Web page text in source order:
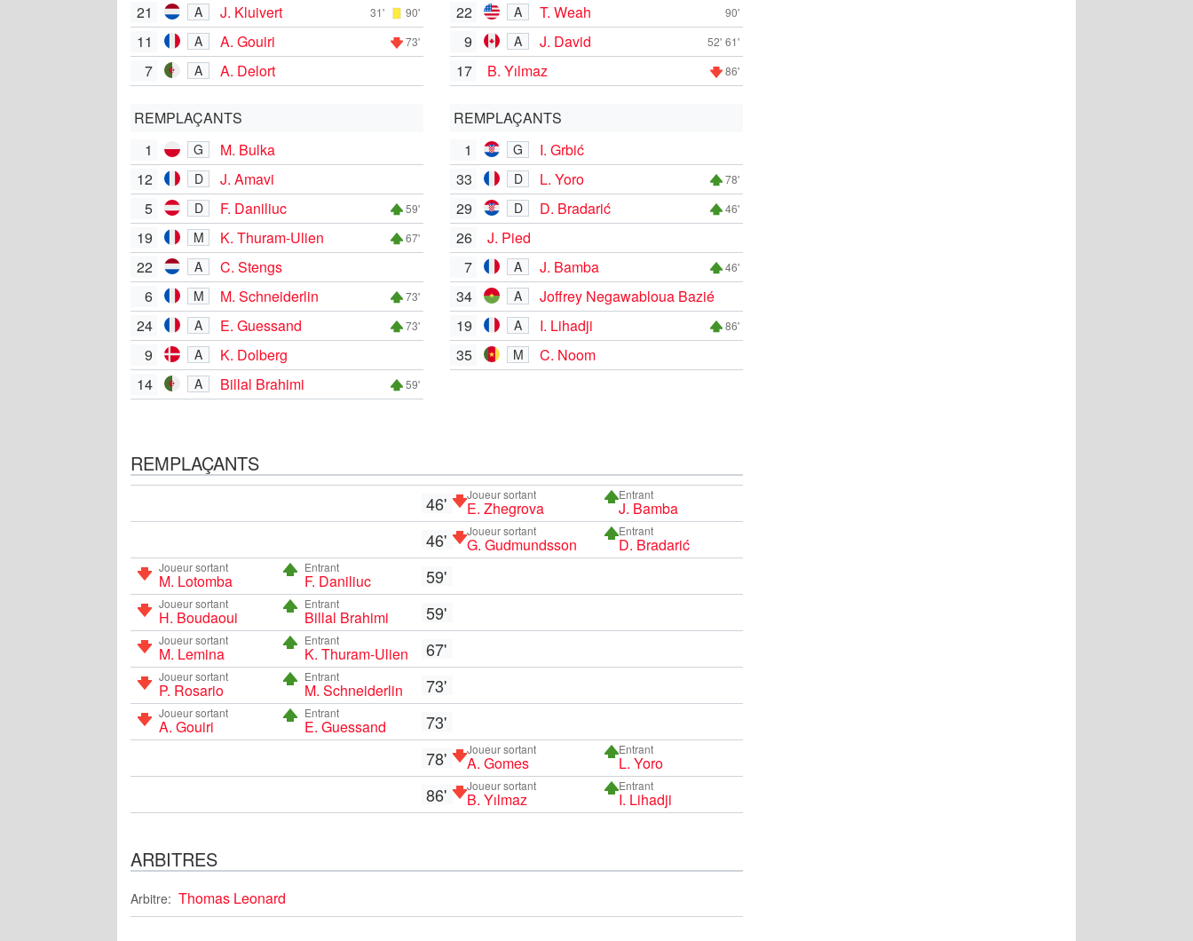
21 A J. Kluivert 31' 90'
11 A A. Gouiri 73'
7 A A. Delort
REMPLAÇANTS
1
G
M. Bulka
12
D
J. Amavi
5
D F. Daniliuc 59'
19 M K. Thuram-Ulien 67'
22 A
C. Stengs
6
M M. Schneiderlin 73'
24 A E. Guessand 73'
9 A
K. Dolberg
14
A Billal Brahimi 59'
22 A T. Weah 90'
9 A J. David 52' 61'
17 B. Yılmaz 86'
REMPLAÇANTS
1
G
I. Grbić
33
D L. Yoro 78'
29 D D. Bradarić 46'
26
J. Pied
7
A J. Bamba 46'
34 A
Joffrey Negawabloua Bazié
19
A I. Lihadji 86'
35 M C. Noom
REMPLAÇANTS
46' Joueur sortant
E. Zhegrova
Entrant
J. Bamba
46' Joueur sortant
G. Gudmundsson
Entrant
D. Bradarić
Joueur sortant
M. Lotomba
Entrant
F. Daniliuc 59'
Joueur sortant
H. Boudaoui
Entrant
Billal Brahimi 59'
Joueur sortant
M. Lemina
Entrant
K. Thuram-Ulien 67'
Joueur sortant
P. Rosario
Entrant
M. Schneiderlin 73'
Joueur sortant
A. Gouiri
Entrant
E. Guessand
73'
78'
Joueur sortant
A. Gomes
Entrant
L. Yoro
86' Joueur sortant
B. Yılmaz
Entrant
I. Lihadji
ARBITRES
Arbitre: Thomas Leonard